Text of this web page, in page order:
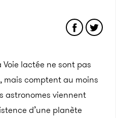
lactée ne sont pas
mais comptent au moins
astronomes viennent
d’une planète